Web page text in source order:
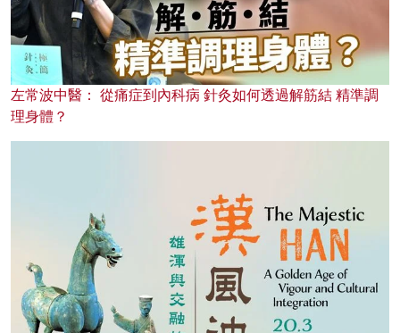
左常波中醫： 從痛症到內科病 針灸如何透過解筋結 精準調
理身體？